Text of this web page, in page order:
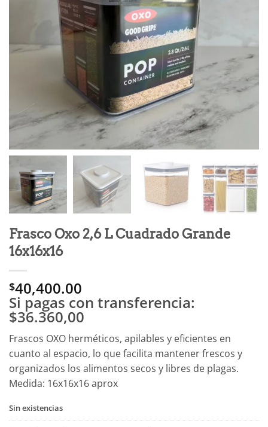
Frasco Oxo 2,6 L Cuadrado Grande
16x16x16
$40,400.00
Si pagas con transferencia:
$36.360,00
Frascos OXO herméticos, apilables y eficientes en
cuanto al espacio, lo que facilita mantener frescos y
organizados los alimentos secos y libres de plagas.
Medida: 16x16x16 aprox
Sin existencias